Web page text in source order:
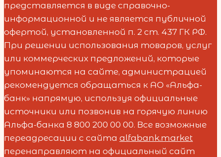
представляется в виде справочно-
информационной и не является публичной
офертой, установленной п. 2 ст. 437 ГК РФ.
При решении использования товаров, услуг
или коммерческих предложений, которые
упоминаются на сайте, администрацией
рекомендуется обращаться к АО «Альфа-
банк» напрямую, используя официальные
источники или позвонив на горячую линию
Альфа-банка 8 800 200 00 00. Все возможные
переадресации с сайта alfabank.market
перенаправляют на официальный сайт